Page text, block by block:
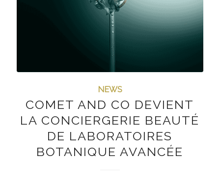
NEWS
COMET AND CO DEVIENT
LA CONCIERGERIE BEAUTÉ
DE LABORATOIRES
BOTANIQUE AVANCÉE